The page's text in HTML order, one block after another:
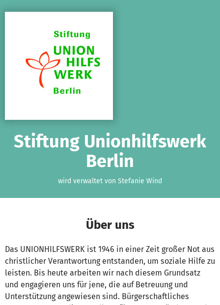
Stiftung Unionhilfswerk
Berlin
wird verwaltet von Stefanie Wind
Über uns
Das UNIONHILFSWERK ist 1946 in einer Zeit großer Not aus
christlicher Verantwortung entstanden, um soziale Hilfe zu
leisten. Bis heute arbeiten wir nach diesem Grundsatz
und engagieren uns für jene, die auf Betreuung und
Unterstützung angewiesen sind. Bürgerschaftliches